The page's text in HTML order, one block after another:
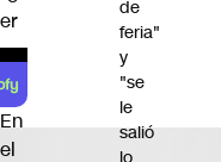
er
En
el
de
feria"
y
"se
le
salió
lo